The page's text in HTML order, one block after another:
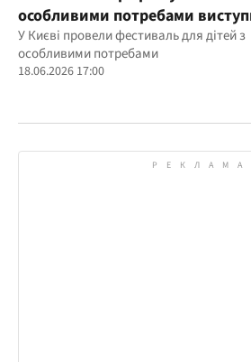
особливими потребами
всеукраїнському фестивалі
У Києві провели фестиваль для дітей з
особливими потребами
18.06.2026 17:00